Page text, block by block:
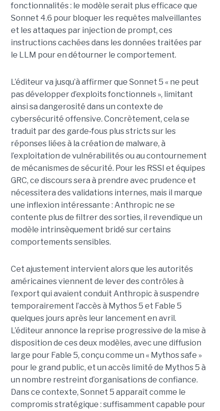
fonctionnalités : le modèle serait plus efficace que
Sonnet 4.6 pour bloquer les requêtes malveillantes
et les attaques par injection de prompt, ces
instructions cachées dans les données traitées par
le LLM pour en détourner le comportement.
L’éditeur va jusqu’à affirmer que Sonnet 5 « ne peut
pas développer d’exploits fonctionnels », limitant
ainsi sa dangerosité dans un contexte de
cybersécurité offensive. Concrètement, cela se
traduit par des garde‑fous plus stricts sur les
réponses liées à la création de malware, à
l’exploitation de vulnérabilités ou au contournement
de mécanismes de sécurité. Pour les RSSI et équipes
GRC, ce discours sera à prendre avec prudence et
nécessitera des validations internes, mais il marque
une inflexion intéressante : Anthropic ne se
contente plus de filtrer des sorties, il revendique un
modèle intrinsèquement bridé sur certains
comportements sensibles.
Cet ajustement intervient alors que les autorités
américaines viennent de lever des contrôles à
l’export qui avaient conduit Anthropic à suspendre
temporairement l’accès à Mythos 5 et Fable 5
quelques jours après leur lancement en avril.
L’éditeur annonce la reprise progressive de la mise à
disposition de ces deux modèles, avec une diffusion
large pour Fable 5, conçu comme un « Mythos safe »
pour le grand public, et un accès limité de Mythos 5 à
un nombre restreint d’organisations de confiance.
Dans ce contexte, Sonnet 5 apparaît comme le
compromis stratégique : suffisamment capable pour